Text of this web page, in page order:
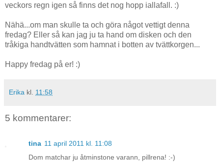
veckors regn igen så finns det nog hopp iallafall. :)
Nähä...om man skulle ta och göra något vettigt denna
fredag? Eller så kan jag ju ta hand om disken och den
tråkiga handtvätten som hamnat i botten av tvättkorgen...
Happy fredag på er! :)
Erika kl. 11:58
5 kommentarer:
tina 11 april 2011 kl. 11:08
Dom matchar ju åtminstone varann, pillrena! :-)